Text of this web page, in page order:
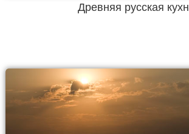
Древняя русская